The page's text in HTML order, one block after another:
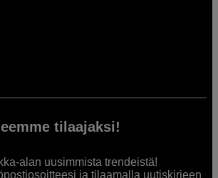
tilaajaksi!
alan uusimmista trendeistä!
ja tilaamalla uutiskirjeen